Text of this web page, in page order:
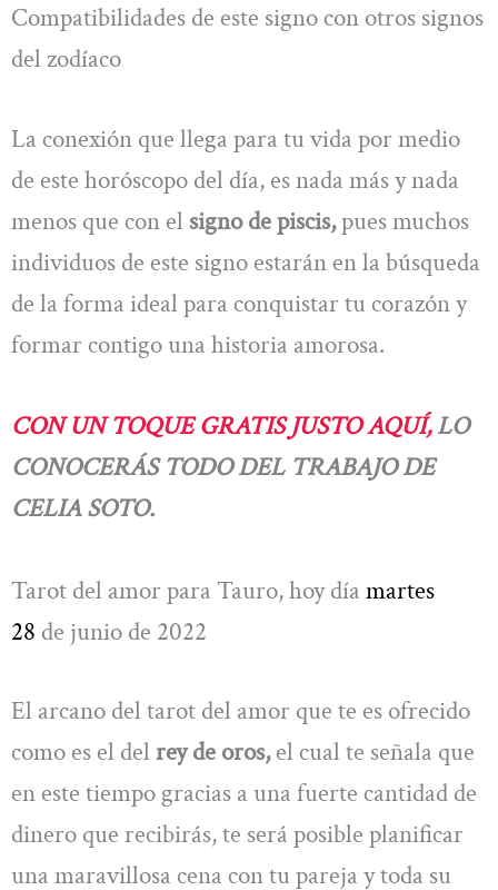
Compatibilidades de este signo con otros signos
del zodíaco
La conexión que llega para tu vida por medio
de este horóscopo del día, es nada más y nada
menos que con el signo de piscis,pues muchos
individuos de este signo estarán en la búsqueda
de la forma ideal para conquistar tu corazón y
formar contigo una historia amorosa.
CON UN TOQUE GRATIS JUSTO AQUÍ,LO
CONOCERÁS TODO DEL TRABAJO DE
CELIA SOTO.
Tarot del amor para Tauro, hoy día martes
28 de junio de 2022
El arcano del tarot del amor que te es ofrecido
como es el del rey de oros,el cual te señala que
en este tiempo gracias a una fuerte cantidad de
dinero que recibirás, te será posible planificar
una maravillosa cena con tu pareja y toda su